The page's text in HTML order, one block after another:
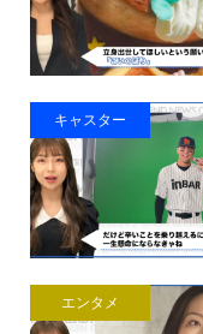
キャスター
エンタメ